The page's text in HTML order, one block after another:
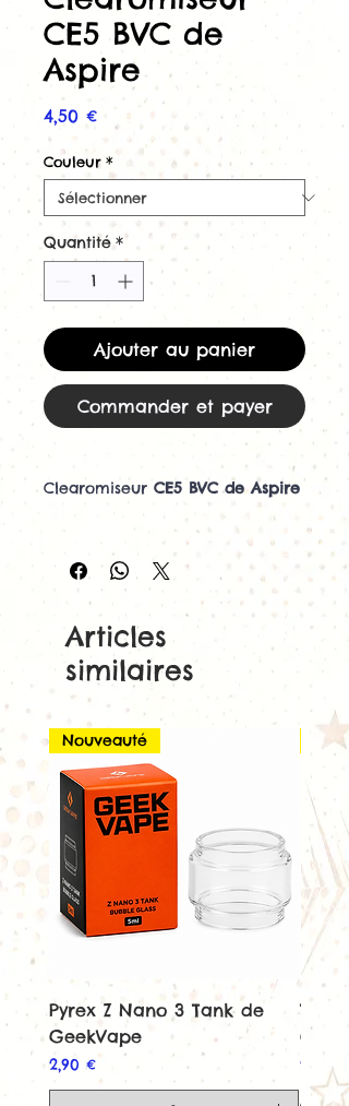
CE5 BVC de
Aspire
4,50 €Prix
Couleur *
Quantité *
Ajouter au panier
Commander et payer
Clearomiseur CE5 BVC de Aspire
Retrouvez les résistances pour
ce modèle
Résistance de 1,8 Ohm
Capacité de 1,8 ml
Articles
similaires
Nouveauté
Pyrex Z Nano 3 Tank de
GeekVape
Prix
2,90 €
Tank
Prix
22,90 €